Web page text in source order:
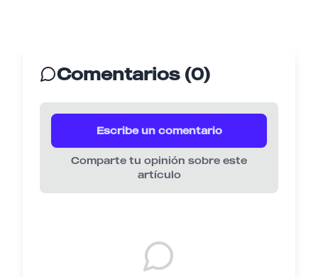
Comentarios (0)
Escribe un comentario
Comparte tu opinión sobre este
artículo